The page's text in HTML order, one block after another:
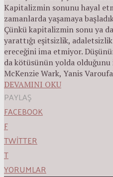
Kapitalizmin sonunu hayal
zamanlarda yaşamaya
Çünkü kapitalizmin sonu ya
yarattığı eşitsizlik,
ereceğini ima etmiyor.
da kötüsünün yolda
McKenzie Wark, Yanis
DEVAMINI OKU
PAYLAŞ
FACEBOOK
F
TWITTER
T
YORUMLAR